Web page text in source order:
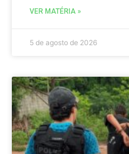
VER MATÉRIA »
5 de agosto de 2026